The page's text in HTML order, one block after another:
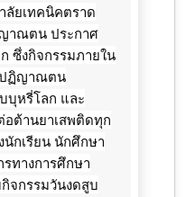
ลัยเทคนิคตราด
าณตน ประกาศ
ซึ่งกิจกรรมภายใน
ปฏิญาณตน
บุหรี่โลก และ
ต้านยาเสพติดทุก
กเรียน นักศึกษา
ทางการศึกษา
จกรรมวันงดสูบ